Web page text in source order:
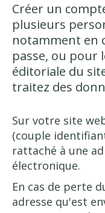
Créer un
plusieurs
notamment en
passe, ou pour
éditoriale du
traitez des
Sur votre site
(couple
rattaché à une
électronique.
En cas de perte
adresse qu'est